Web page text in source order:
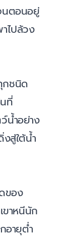
นตอนอยู่
ไปล้วง
กชนิด
ที่
น้ำอย่าง
สู่ใต้น้ำ
ของ
ขาหนีนัก
อายุต่ำ